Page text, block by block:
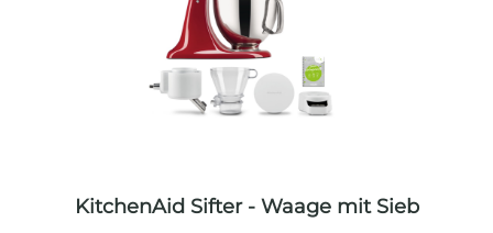
KitchenAid Sifter - Waage mit Sieb